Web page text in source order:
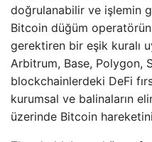
doğrulanabilir ve işlemin
Bitcoin düğüm
gerektiren bir eşik kuralı
Arbitrum, Base, Polygon,
blockchainlerdeki DeFi
kurumsal ve balinaların
üzerinde Bitcoin